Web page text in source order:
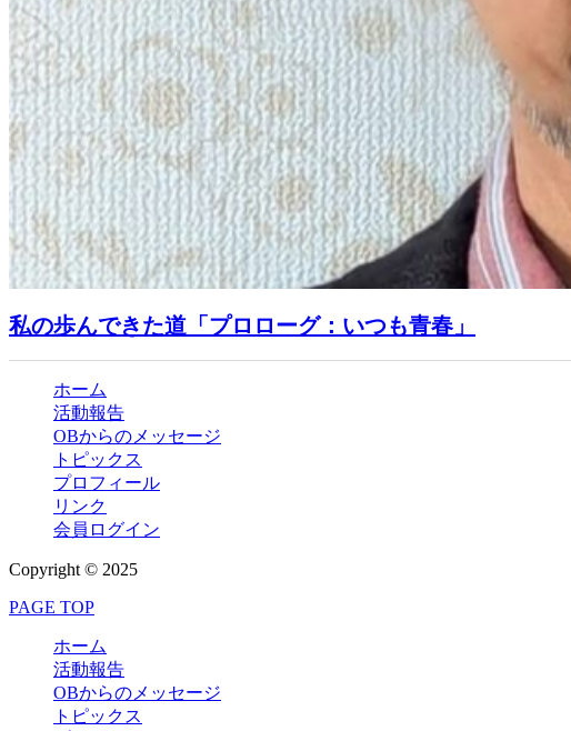
私の歩んできた道「プロローグ：いつも青春」
ホーム
活動報告
OBからのメッセージ
トピックス
プロフィール
リンク
会員ログイン
Copyright © 2025
PAGE TOP
ホーム
活動報告
OBからのメッセージ
トピックス